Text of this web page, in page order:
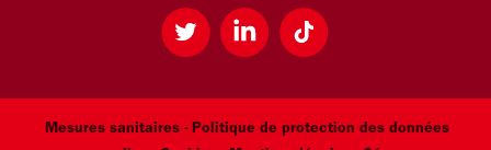
Mesures sanitaires - Politique de protection des données